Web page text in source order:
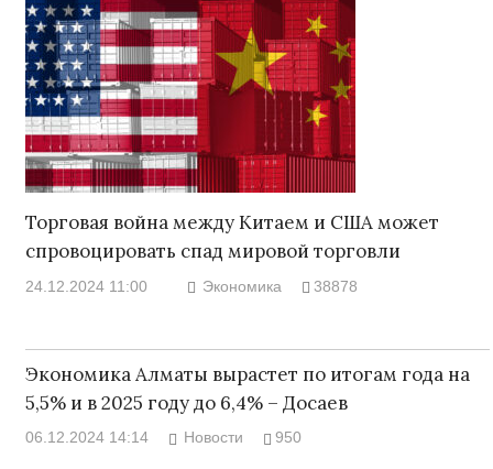
Торговая война между Китаем и США может
спровоцировать спад мировой торговли
24.12.2024 11:00 Экономика 38878
Экономика Алматы вырастет по итогам года на
5,5% и в 2025 году до 6,4% – Досаев
06.12.2024 14:14 Новости 950